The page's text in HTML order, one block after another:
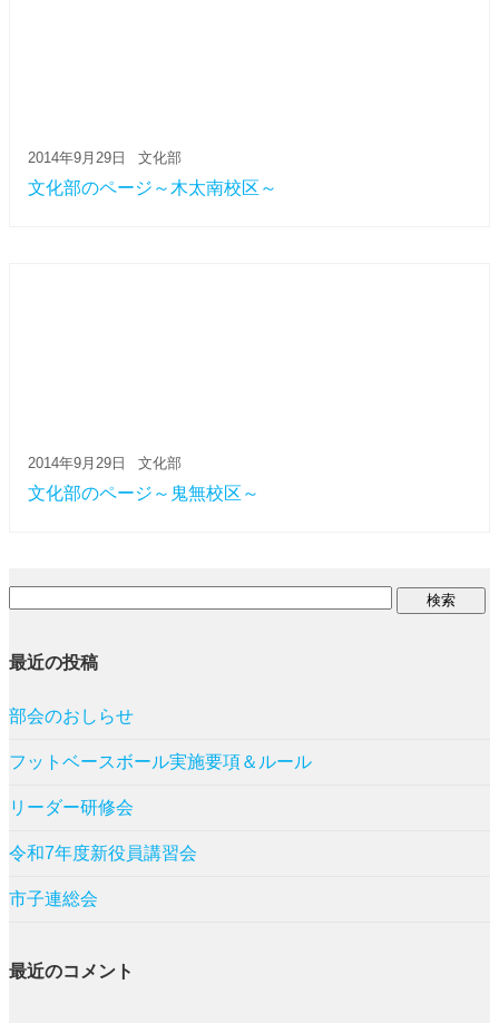
2014年9月29日 文化部
文化部のページ～木太南校区～
2014年9月29日 文化部
文化部のページ～鬼無校区～
最近の投稿
部会のおしらせ
フットベースボール実施要項＆ルール
リーダー研修会
令和7年度新役員講習会
市子連総会
最近のコメント